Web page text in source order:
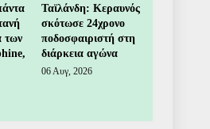
των
Ταϊλάνδη: Κεραυνός
σκότωσε 24χρονο
ποδοσφαιριστή στη
διάρκεια αγώνα
06 Αυγ, 2026